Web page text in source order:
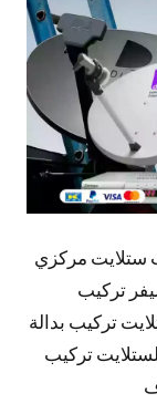
تعليقات
ستلايت مركزي
تركيب
تركيب بدالة
تركيب